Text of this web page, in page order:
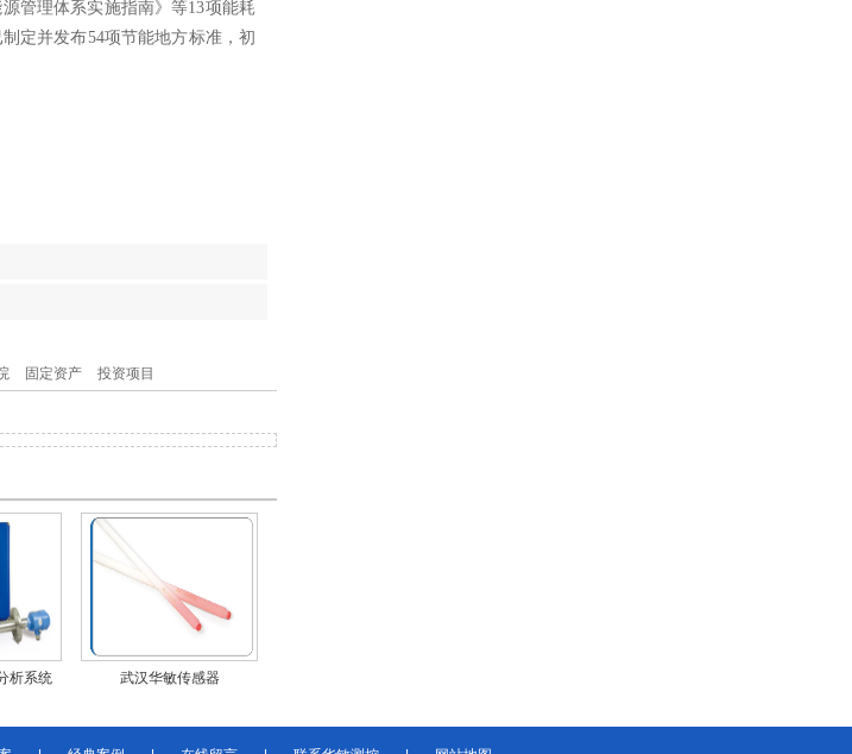
管理体系实施指南》等13项能耗
定并发布54项节能地方标准，初
固定资产 投资项目
析系统 武汉华敏传感器